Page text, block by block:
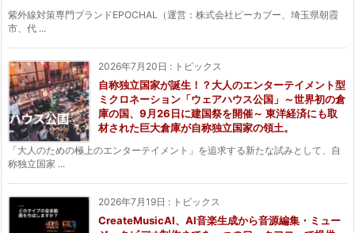
紫外線対策専門ブランドEPOCHAL（運営：株式会社ピーカブー、埼玉県朝霞
市、代 ...
2026年7月20日 : トピックス
自称独立国家が誕生！？大人のエンターテイメント型
ミクロネーション「ウェアハウス公国」～世界初の倉
庫の国、9月26日に建国祭を開催～ 東洋経済にも取
材された巨大倉庫が自称独立国家の領土。
「大人のための極上のエンターテイメント」を追求する新たな試みとして、自
称独立国家 ...
2026年7月19日 : トピックス
CreateMusicAI、AI音楽生成から音源編集・ミュー